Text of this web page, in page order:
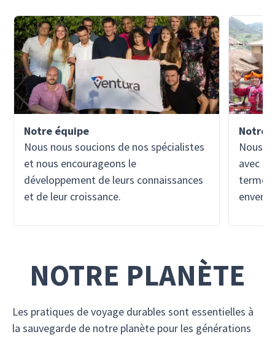
Notre équipe
Nous nous soucions de nos spécialistes
et nous encourageons le
développement de leurs connaissances
et de leur croissance.
Notre
Nous
avec
terme
envers
NOTRE PLANÈTE
Les pratiques de voyage durables sont essentielles à
la sauvegarde de notre planète pour les générations